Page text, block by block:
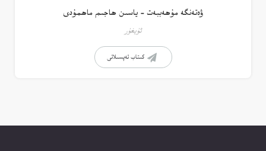
ۋەتەنگە مۇھەببەت – ياسىن ھاجىم ماھمۇدى
ئۇيغۇر
كىتاب تەپسىلاتى